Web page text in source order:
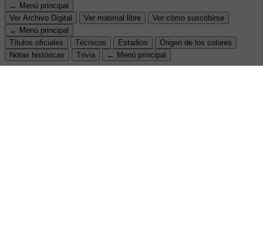
← Menú principal
Ver Archivo Digital
Ver material libre
Ver cómo suscribirse
← Menú principal
Títulos oficiales
Técnicos Estadios
Origen de los colores
Notas históricas
Trivia ← Menú principal